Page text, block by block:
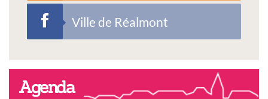
Ville de Réalmont
Agenda